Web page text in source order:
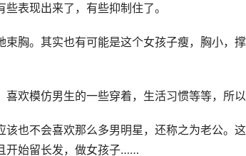
表现出来了，有些抑制住了。
束胸。其实也有可能是这个女孩子瘦，胸小，
喜欢模仿男生的一些穿着，生活习惯等等，所
该也不会喜欢那么多男明星，还称之为老公。
开始留长发，做女孩子……